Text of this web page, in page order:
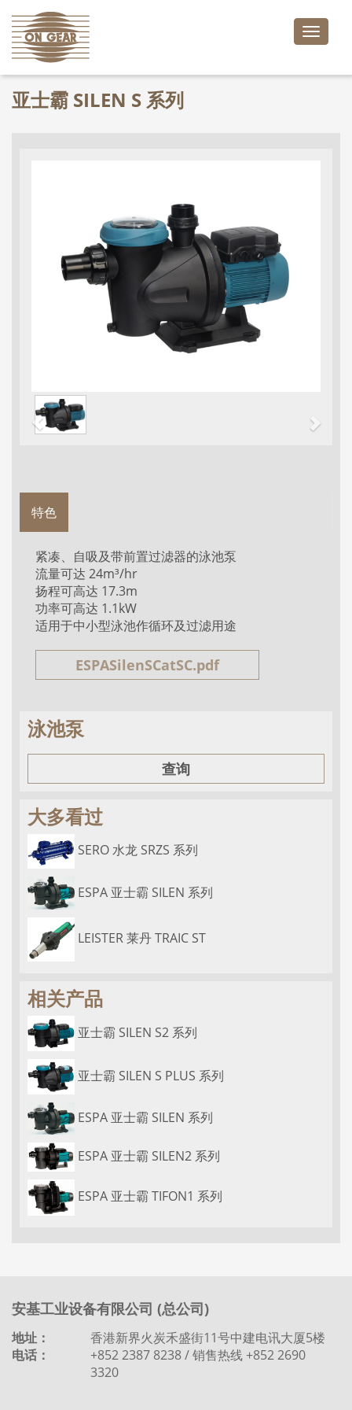
Toggle
亚士霸 SILEN S 系列
特色
紧凑、自吸及带前置过滤器的泳池泵
流量可达 24m³/hr
扬程可高达 17.3m
功率可高达 1.1kW
适用于中小型泳池作循环及过滤用途
ESPASilenSCatSC.pdf
泳池泵
查询
大多看过
SERO 水龙 SRZS 系列
ESPA 亚士霸 SILEN 系列
LEISTER 莱丹 TRAIC ST
相关产品
亚士霸 SILEN S2 系列
亚士霸 SILEN S PLUS 系列
ESPA 亚士霸 SILEN 系列
ESPA 亚士霸 SILEN2 系列
ESPA 亚士霸 TIFON1 系列
安基工业设备有限公司 (总公司)
地址：
香港新界火炭禾盛街11号中建电讯大厦5楼
电话：
+852 2387 8238 / 销售热线 +852 2690
3320